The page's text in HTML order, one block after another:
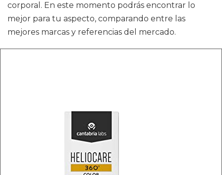
corporal. En este momento podrás encontrar lo
mejor para tu aspecto, comparando entre las
mejores marcas y referencias del mercado.